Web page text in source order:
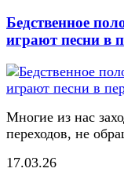
Бедственное
играют песни в
Многие из нас
переходов, не
17.03.26